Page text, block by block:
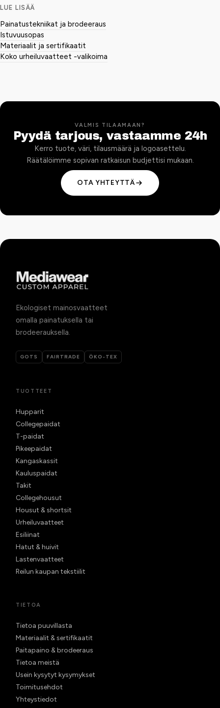
LUE LISÄÄ
Painatustekniikat ja brodeeraus
Istuvuusopas
Materiaalit ja sertifikaatit
Koko urheiluvaatteet -valikoima
VALMIS TILAAMAAN?
Pyydä tarjous, vastaamme 24h
Kerro tuote, väri, tilausmäärä ja logoasettelu.
Räätälöimme sopivan ratkaisun budjettisi mukaan.
OTA YHTEYTTÄ
Ekologiset mainosvaatteet
omalla painatuksella tai
brodeerauksella.
GOTS FAIRTRADE ÖKO-TEX
TUOTTEET
Hupparit
Collegepaidat
T-paidat
Pikeepaidat
Kangaskassit
Kauluspaidat
Takit
Collegehousut
Housut & shortsit
Urheiluvaatteet
Esiliinat
Hatut & huivit
Lastenvaatteet
Reilun kaupan tekstiilit
TIETOA
Tietoa puuvillasta
Materiaalit & sertifikaatit
Paitapaino & brodeeraus
Tietoa meistä
Usein kysytyt kysymykset
Toimitusehdot
Yhteystiedot